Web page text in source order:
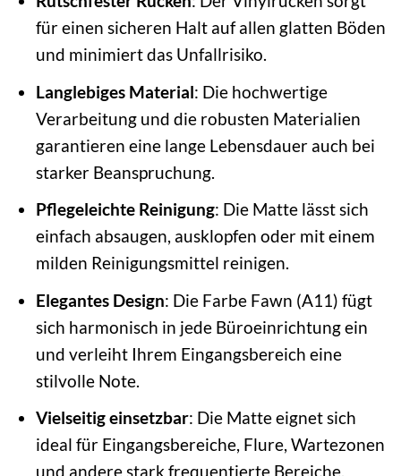
für einen sicheren Halt auf allen glatten Böden
und minimiert das Unfallrisiko.
Langlebiges Material: Die hochwertige
Verarbeitung und die robusten Materialien
garantieren eine lange Lebensdauer auch bei
starker Beanspruchung.
Pflegeleichte Reinigung: Die Matte lässt sich
einfach absaugen, ausklopfen oder mit einem
milden Reinigungsmittel reinigen.
Elegantes Design: Die Farbe Fawn (A11) fügt
sich harmonisch in jede Büroeinrichtung ein
und verleiht Ihrem Eingangsbereich eine
stilvolle Note.
Vielseitig einsetzbar: Die Matte eignet sich
ideal für Eingangsbereiche, Flure, Wartezonen
und andere stark frequentierte Bereiche.